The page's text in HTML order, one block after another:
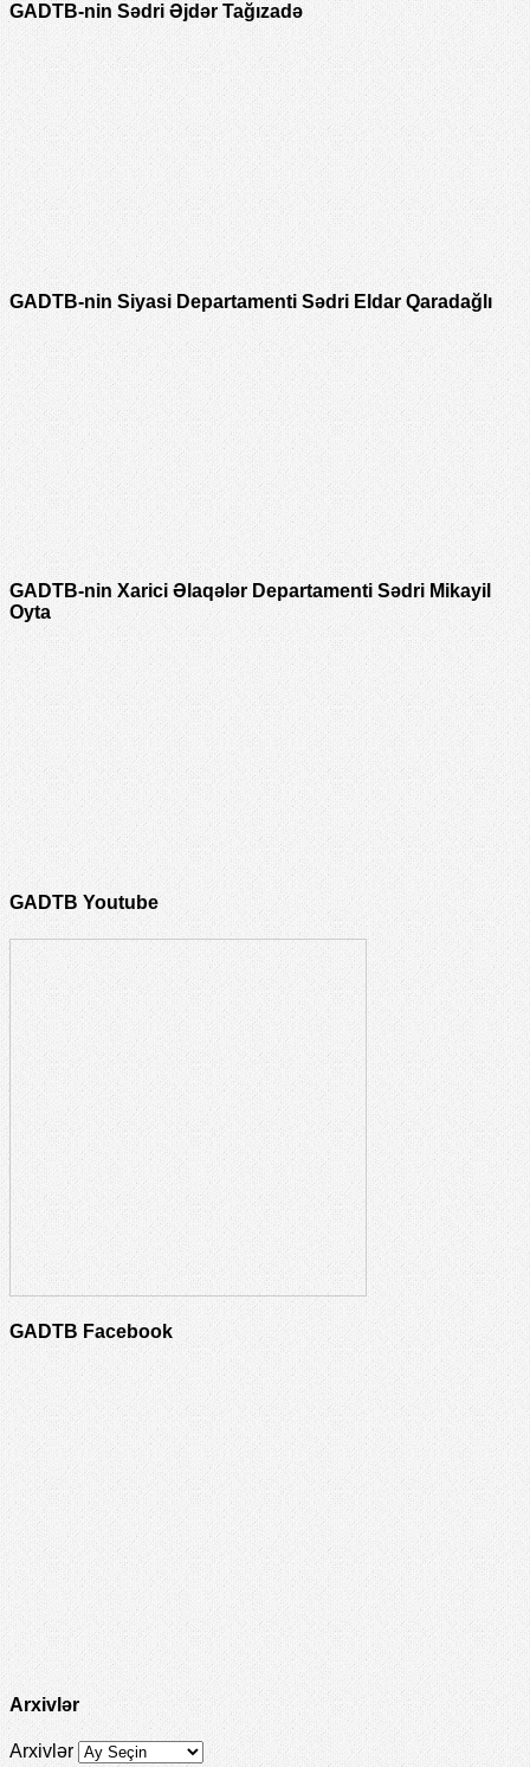
GADTB-nin Sədri Əjdər Tağızadə
GADTB-nin Siyasi Departamenti Sədri Eldar Qaradağlı
GADTB-nin Xarici Əlaqələr Departamenti Sədri Mikayil
Oyta
GADTB Youtube
GADTB Facebook
Arxivlər
Arxivlər